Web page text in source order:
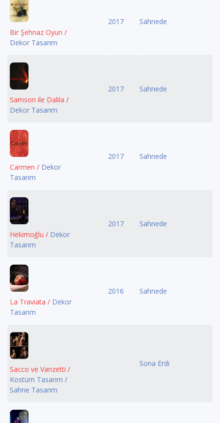
Bir Şehnaz Oyun /
Dekor Tasarım
2017 Sahnede
Samson ile Dalila /
Dekor Tasarım
2017 Sahnede
Carmen / Dekor
Tasarım
2017 Sahnede
Hekimoğlu / Dekor
Tasarım
2017 Sahnede
La Traviata / Dekor
Tasarım
2016 Sahnede
Sacco ve Vanzetti /
Kostüm Tasarım /
Sahne Tasarım
Sona Erdi